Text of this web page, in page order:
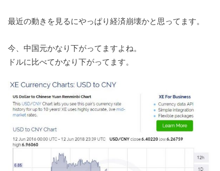
最近の動きを見るにやっぱり経済崩壊かと思ってます。
今、中国元かなり下がってますよね。
ドルに比べてかなり下がってます。